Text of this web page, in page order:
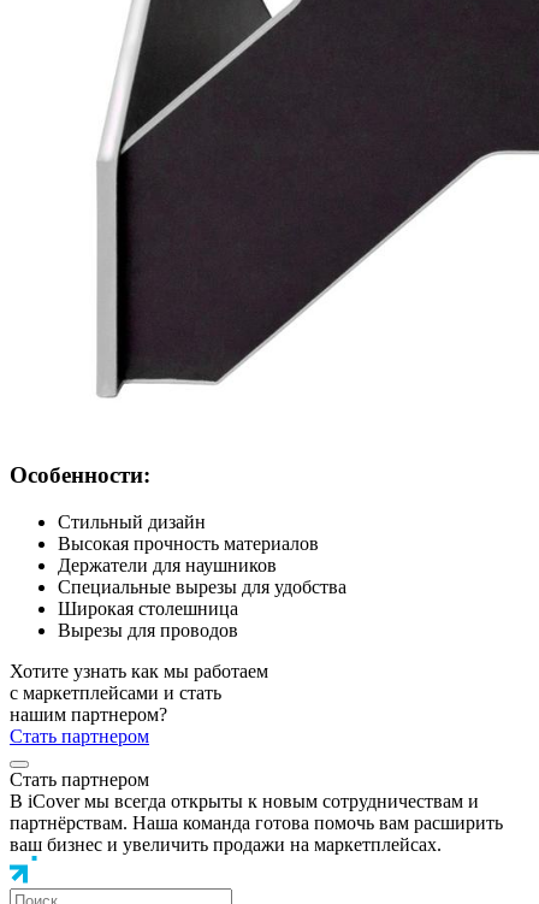
Особенности:
Стильный дизайн
Высокая прочность материалов
Держатели для наушников
Специальные вырезы для удобства
Широкая столешница
Вырезы для проводов
Хотите узнать как мы работаем
с маркетплейсами и стать
нашим партнером?
Стать партнером
Стать партнером
В iCover мы всегда открыты к новым сотрудничествам и
партнёрствам. Наша команда готова помочь вам расширить
ваш бизнес и увеличить продажи на маркетплейсах.